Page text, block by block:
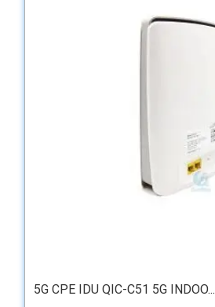
5G CPE IDU QIC-C51 5G INDOO...